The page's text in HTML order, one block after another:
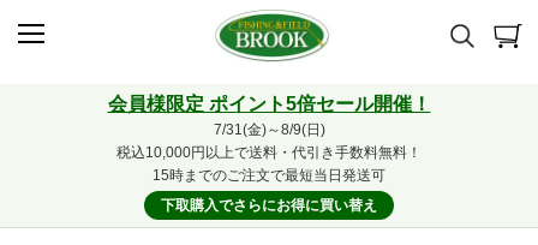
会員様限定 ポイント5倍セール開催！
7/31(金)～8/9(日)
税込10,000円以上で送料・代引き手数料無料！
15時までのご注文で最短当日発送可
下取購入でさらにお得に買い替え